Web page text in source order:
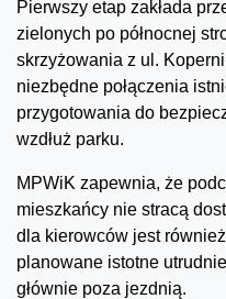
Pierwszy etap zakłada
zielonych po północnej
skrzyżowania z ul.
niezbędne połączenia
przygotowania do
wzdłuż parku.
MPWiK zapewnia, że
mieszkańcy nie stracą
dla kierowców jest
planowane istotne
głównie poza jezdnią.